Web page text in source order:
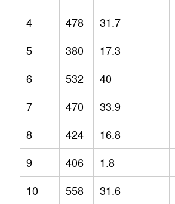
4
478 31.7
5
380 17.3
6
532 40
7
470 33.9
8
424 16.8
9
406 1.8
10
558 31.6